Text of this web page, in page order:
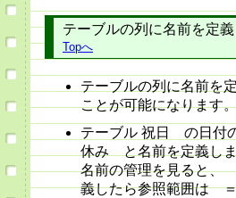
テーブルの列に名前を定
Topへ
テーブルの列に名前を
ことが可能になります
テーブル 祝日 の日付
休み と名前を定義しま
名前の管理を見ると、
義したら参照範囲は